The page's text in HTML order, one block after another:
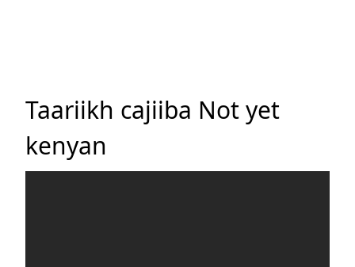
Taariikh cajiiba Not yet
kenyan